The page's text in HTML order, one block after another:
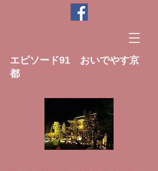
エピソード91 おいでやす京
都